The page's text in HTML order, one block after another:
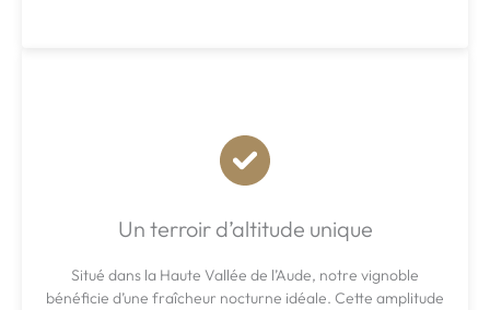
Un terroir d’altitude unique
Situé dans la Haute Vallée de l’Aude, notre vignoble
bénéficie d’une fraîcheur nocturne idéale. Cette amplitude